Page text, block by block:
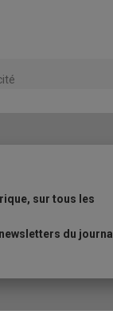
sur tous les
du journal